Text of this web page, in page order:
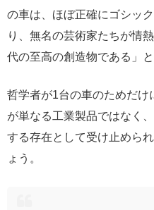
の車は、ほぼ正確にゴシッ
り、無名の芸術家たちが情
代の至高の創造物である」
哲学者が1台の車のためだ
が単なる工業製品ではなく
する存在として受け止めら
ょう。